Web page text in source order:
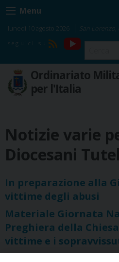
Skip
to
content
Menu
lunedì 10 agosto 2026 San Lorenzo,
RSS
YouTube
Ordinariato
per l'Italia
Notizie varie
Diocesani
In preparazione alla
vittime degli abusi
Materiale Giornata
Preghiera della
vittime e i